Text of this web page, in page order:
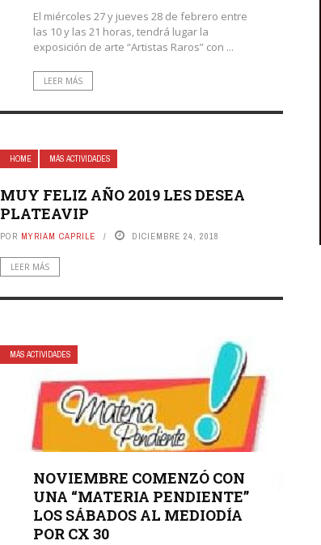
El miércoles 27 y jueves 28 de febrero entre
las 10 y las 21 horas, tendrá lugar la
exposición de arte “Artistas Raros” con ...
LEER MÁS
HOME MÁS ACTIVIDADES
MUY FELIZ AÑO 2019 LES DESEA
PLATEAVIP
POR MYRIAM CAPRILE DICIEMBRE 24, 2018
LEER MÁS
MÁS ACTIVIDADES
NOVIEMBRE COMENZÓ CON
UNA “MATERIA PENDIENTE”
LOS SÁBADOS AL MEDIODÍA
POR CX 30